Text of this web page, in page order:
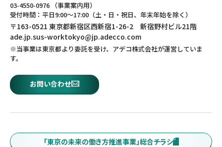
03-4550-0976 （事業案内用）
受付時間：平日9:00～17:00（土・日・祝日、年末年始を除く）
〒163-0521 東京都新宿区西新宿1-26-2 新宿野村ビル21階
ade.jp.sus-worktokyo@jp.adecco.com
※当事業は東京都より委託を受け、アデコ株式会社が運営していま
す。
お問い合わせ
「東京の未来の働き方推進事業」総合チラシ